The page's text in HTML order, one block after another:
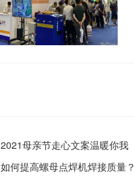
2021母亲节走心文案温暖你我
如何提高螺母点焊机焊接质量？